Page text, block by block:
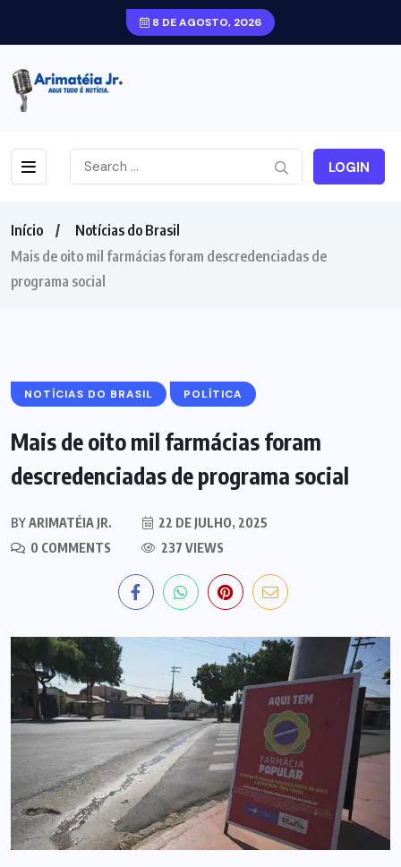
8 DE AGOSTO, 2026
LOGIN
Início
Notícias do Brasil
Mais de oito mil farmácias foram descredenciadas de
programa social
NOTÍCIAS DO BRASIL POLÍTICA
Mais de oito mil farmácias foram
descredenciadas de programa social
BYARIMATÉIA JR.
22 DE JULHO, 2025
0 COMMENTS
237 VIEWS